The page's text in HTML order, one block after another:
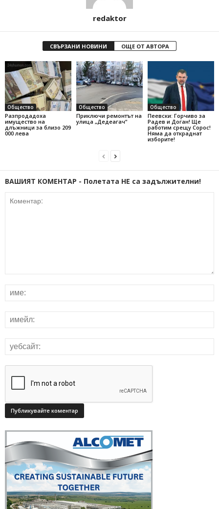
redaktor
СВЪРЗАНИ НОВИНИ ОЩЕ ОТ АВТОРА
Общество
Разпродадоха
имущество на
длъжници за близо 209
000 лева
Общество
Приключи ремонтът на
улица „Дедеагач“
Общество
Пеевски: Горчиво за
Радев и Доган! Ще
работим срещу Сорос!
Няма да откраднат
изборите!
ВАШИЯТ КОМЕНТАР - Полетата НЕ са задължителни!